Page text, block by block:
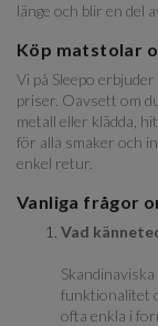
länge och blir en del
Köp matstolar
Vi på Sleepo
priser. Oavsett om
metall eller klädda,
för alla smaker och
enkel retur.
Vanliga frågor
Vad
funktionalitet
ofta enkla i